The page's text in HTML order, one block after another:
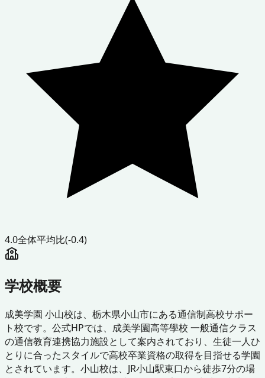
4.0全体平均比(-0.4)
学校概要
成美学園 小山校は、栃木県小山市にある通信制高校サポー
ト校です。公式HPでは、成美学園高等學校 一般通信クラス
の通信教育連携協力施設として案内されており、生徒一人ひ
とりに合ったスタイルで高校卒業資格の取得を目指せる学園
とされています。小山校は、JR小山駅東口から徒歩7分の場